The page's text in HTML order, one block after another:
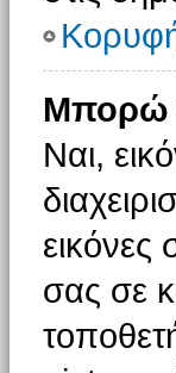
Μπορώ
Ναι,
σας σε